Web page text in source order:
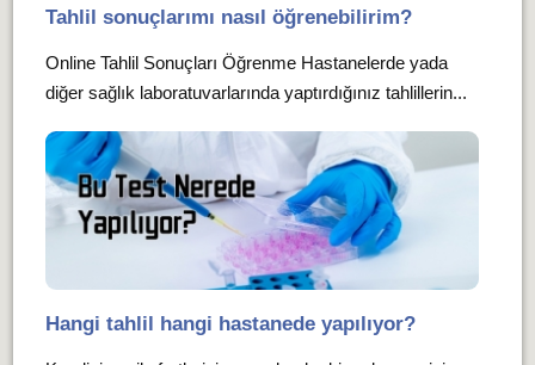
Tahlil sonuçlarımı nasıl öğrenebilirim?
Online Tahlil Sonuçları Öğrenme Hastanelerde yada
diğer sağlık laboratuvarlarında yaptırdığınız tahlillerin...
Hangi tahlil hangi hastanede yapılıyor?